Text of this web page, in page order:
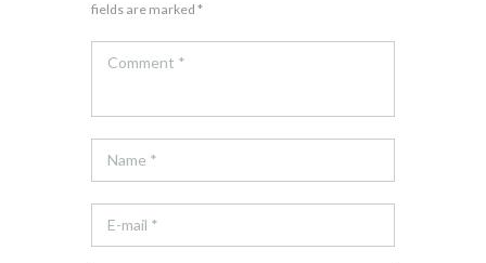
fields are marked *